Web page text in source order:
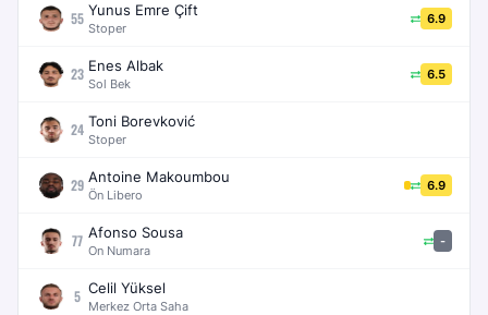
55 Yunus Emre Çift
Stoper
6.9
23 Enes Albak
Sol Bek
6.5
24 Toni Borevković
Stoper
29 Antoine Makoumbou
Ön Libero
6.9
77 Afonso Sousa
On Numara
-
5 Celil Yüksel
Merkez Orta Saha